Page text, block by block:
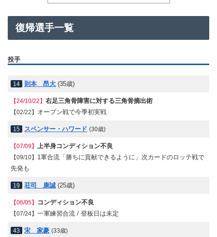
復帰選手一覧
投手
14 則本 昂大 (35歳)
【24/10/22】右足三角骨障害に対する三角骨摘出術
【02/22】 オープン戦で今季初実戦
15 スペンサー・ハワード (30歳)
【07/09】 上半身コンディション不良
【09/10】 1軍合流「勝ちに貢献できるように」次カードのロッテ戦で
先発も
19 荘司 康誠 (25歳)
【06/05】 コンディション不良
【07/24】一軍練習合流 / 登板日は未定
43 宋 家豪 (33歳)